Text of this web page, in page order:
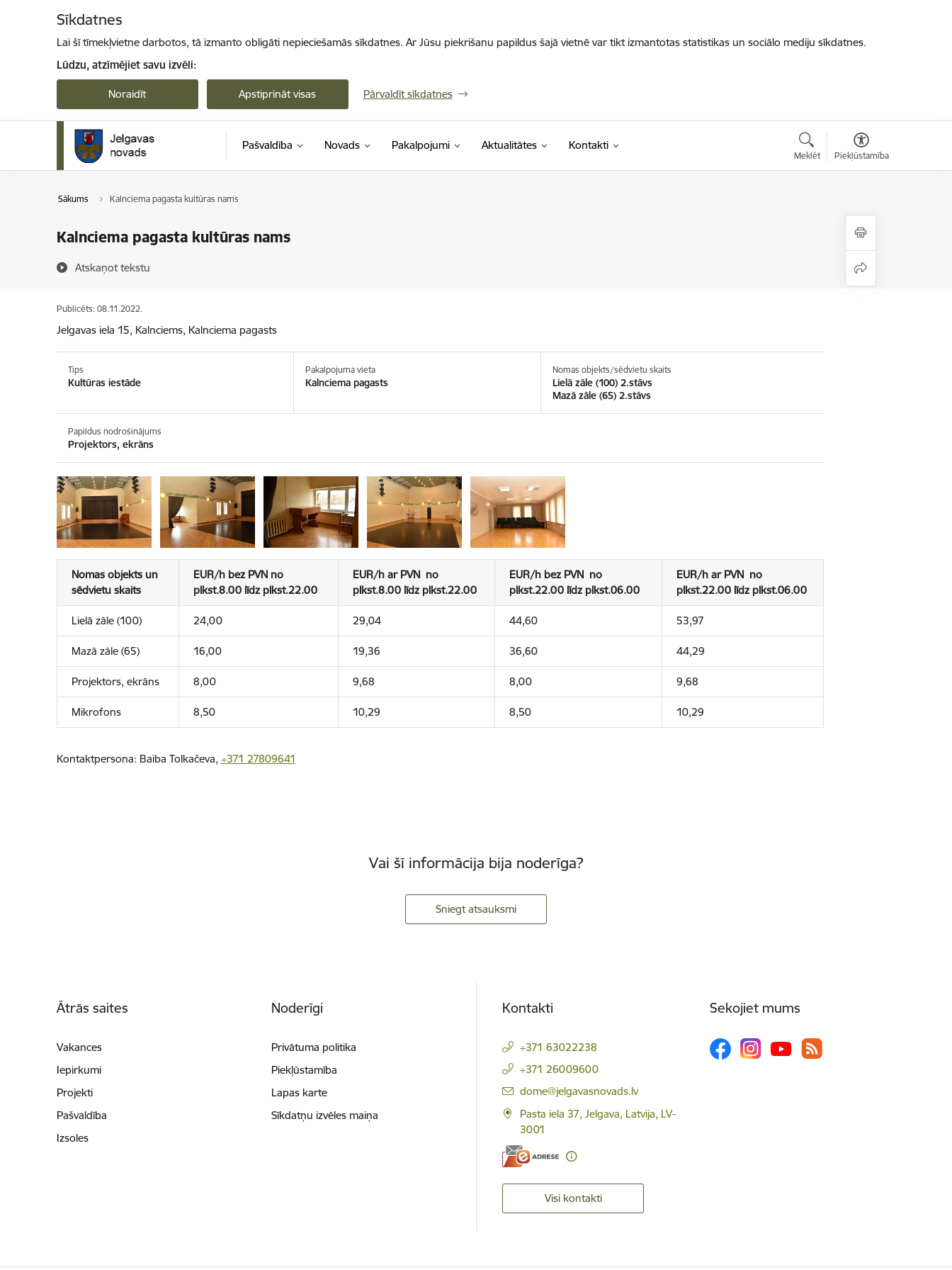
Sīkdatnes
Lai šī tīmekļvietne darbotos, tā izmanto obligāti nepieciešamās sīkdatnes. Ar Jūsu piekrišanu papildus šajā vietnē var tikt izmantotas statistikas un sociālo mediju sīkdatnes.
Lūdzu, atzīmējiet savu izvēli:
Noraidīt Apstiprināt visas Pārvaldīt sīkdatnes
Pašvaldība Novads Pakalpojumi Aktualitātes Kontakti
Meklēt Piekļūstamība
Sākums Kalnciema pagasta kultūras nams
Kalnciema pagasta kultūras nams
Atskaņot tekstu
Publicēts: 08.11.2022.
Jelgavas iela 15, Kalnciems, Kalnciema pagasts
Tips
Kultūras iestāde
Pakalpojuma vieta
Kalnciema pagasts
Nomas objekts/sēdvietu skaits
Lielā zāle (100) 2.stāvs
Mazā zāle (65) 2.stāvs
Papildus nodrošinājums
Projektors, ekrāns
Nomas objekts un
sēdvietu skaits
EUR/h bez PVN no
plkst.8.00 līdz plkst.22.00
EUR/h ar PVN no
plkst.8.00 līdz plkst.22.00
EUR/h bez PVN no
plkst.22.00 līdz plkst.06.00
EUR/h ar PVN no
plkst.22.00 līdz plkst.06.00
Lielā zāle (100) 24,00 29,04 44,60 53,97
Mazā zāle (65) 16,00 19,36 36,60 44,29
Projektors, ekrāns 8,00 9,68 8,00 9,68
Mikrofons 8,50 10,29 8,50 10,29
Kontaktpersona: Baiba Tolkačeva, +371 27809641
Vai šī informācija bija noderīga?
Sniegt atsauksmi
Ātrās saites
Vakances
Iepirkumi
Projekti
Pašvaldība
Izsoles
Noderīgi
Privātuma politika
Piekļūstamība
Lapas karte
Sīkdatņu izvēles maiņa
Kontakti
+371 63022238
+371 26009600
E-pasts:
dome@jelgavasnovads.lv
Pasta iela 37, Jelgava, Latvija, LV-
3001
Visi kontakti
Sekojiet mums